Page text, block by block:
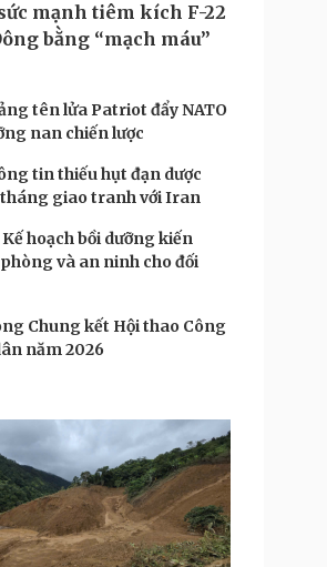
mạnh tiêm kích F-22
bằng “mạch máu”
tên lửa Patriot đẩy NATO
nan chiến lược
tin thiếu hụt đạn dược
tháng giao tranh với Iran
hoạch bồi dưỡng kiến
và an ninh cho đối
Chung kết Hội thao Công
năm 2026